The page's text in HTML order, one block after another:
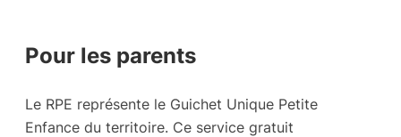
Pour les parents
Le RPE représente le Guichet Unique Petite
Enfance du territoire. Ce service gratuit